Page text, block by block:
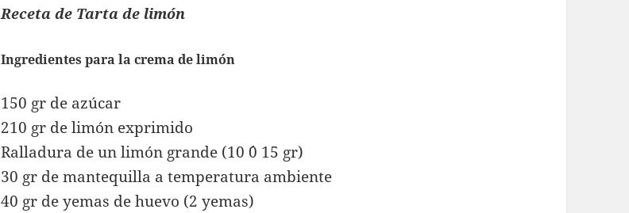
Receta de Tarta de limón
Ingredientes para la crema de limón
150 gr de azúcar
210 gr de limón exprimido
Ralladura de un limón grande (10 ´0 15 gr)
30 gr de mantequilla a temperatura ambiente
40 gr de yemas de huevo (2 yemas)